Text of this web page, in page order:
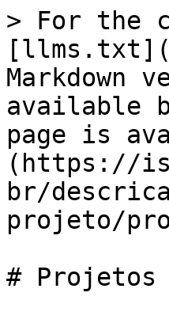
> For the
Markdown
available
page is
(https://
br/
projeto/
# Projetos